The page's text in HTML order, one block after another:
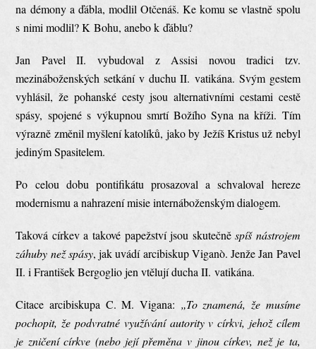
na démony a ďábla, modlil Otčenáš. Ke komu se vlastně spolu
s nimi modlil? K Bohu, anebo k ďáblu?
Jan Pavel II. vybudoval z Assisi novou tradici tzv.
mezináboženských setkání v duchu II. vatikána. Svým gestem
vyhlásil, že pohanské cesty jsou alternativními cestami cestě
spásy, spojené s výkupnou smrtí Božího Syna na kříži. Tím
výrazně změnil myšlení katolíků, jako by Ježíš Kristus už nebyl
jediným Spasitelem.
Po celou dobu pontifikátu prosazoval a schvaloval hereze
modernismu a nahrazení misie internáboženským dialogem.
Taková církev a takové papežství jsou skutečněspíš nástrojem
záhuby než spásy, jak uvádí arcibiskup Viganò. Jenže Jan Pavel
II. i František Bergoglio jen vtělují ducha II. vatikána.
Citace arcibiskupa C. M. Vigana: „To znamená, že musíme
pochopit, že podvratné využívání autority v církvi, jehož cílem
je zničení církve (nebo její přeměna v jinou církev, než je ta,